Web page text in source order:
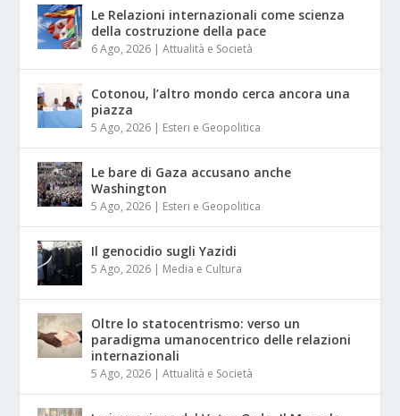
Le Relazioni internazionali come scienza
della costruzione della pace
6 Ago, 2026 |Attualità e Società
Cotonou, l’altro mondo cerca ancora una
piazza
5 Ago, 2026 | Esteri e Geopolitica
Le bare di Gaza accusano anche
Washington
5 Ago, 2026 | Esteri e Geopolitica
Il genocidio sugli Yazidi
5 Ago, 2026 | Media e Cultura
Oltre lo statocentrismo: verso un
paradigma umanocentrico delle relazioni
internazionali
5 Ago, 2026 |Attualità e Società